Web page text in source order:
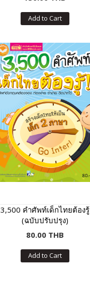
Add to Cart
3,500 คำศัพท์เด็กไทยต้องรู้
(ฉบับปรับปรุง)
80.00 THB
Add to Cart